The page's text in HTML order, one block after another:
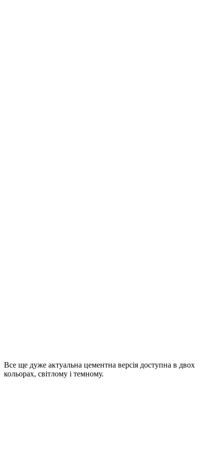
Все ще дуже актуальна цементна версія доступна в двох
кольорах, світлому і темному.